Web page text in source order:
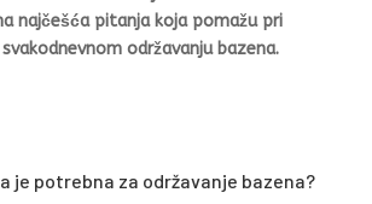
najčešća pitanja koja pomažu pri
održavanju bazena.
je potrebna za održavanje bazena?